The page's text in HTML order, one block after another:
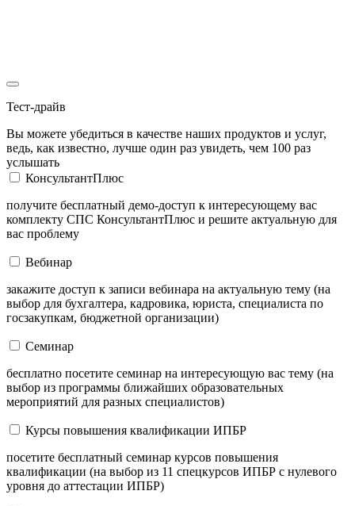
Тест-драйв
Вы можете убедиться в качестве наших продуктов и услуг,
ведь, как известно, лучше один раз увидеть, чем 100 раз
услышать
КонсультантПлюс
получите бесплатный демо-доступ к интересующему вас
комплекту СПС КонсультантПлюс и решите актуальную для
вас проблему
Вебинар
закажите доступ к записи вебинара на актуальную тему (на
выбор для бухгалтера, кадровика, юриста, специалиста по
госзакупкам, бюджетной организации)
Семинар
бесплатно посетите семинар на интересующую вас тему (на
выбор из программы ближайших образовательных
мероприятий для разных специалистов)
Курсы повышения квалификации ИПБР
посетите бесплатный семинар курсов повышения
квалификации (на выбор из 11 спецкурсов ИПБР с нулевого
уровня до аттестации ИПБР)